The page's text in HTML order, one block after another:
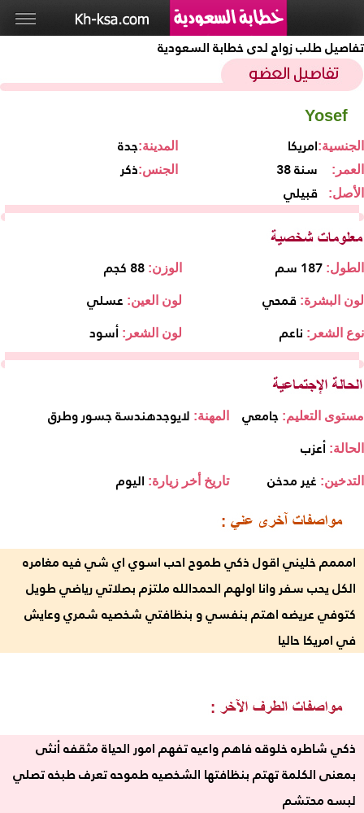
تفاصيل طلب زواج لدى خطابة السعودية
Yosef
جدةالمدينة: امريكاالجنسية:
ذكرالجنس: 38 سنة العمر:
قبيلي الأصل:
الوزن: 88 كجم الطول: 187 سم
لون العين: عسلي لون البشرة: قمحي
لون الشعر: أسود نوع الشعر: ناعم
المهنة: لايوجدهندسة جسور وطرق مستوى التعليم: جامعي
الحالة: أعزب
تاريخ أخر زيارة: اليوم التدخين: غير مدخن
امممم خليني اقول ذكي طموح احب اسوي اي شي فيه مغامره
الكل يحب سفر وانا اولهم الحمدالله ملتزم بصلاتي رياضي طويل
كتوفي عريضه اهتم بنفسي و بنظافتي شخصيه شمري وعايش
في امريكا حاليا
ذكي شاطره خلوقه فاهم واعيه تفهم امور الحياة مثقفه أنثى
بمعنى الكلمة تهتم بنظافتها الشخصيه طموحه تعرف طبخه تصلي
لبسه محتشم